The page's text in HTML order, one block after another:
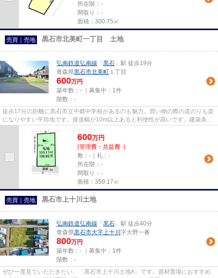
所在階：-
間取り：-
面積：300.75㎡
売買｜売地 黒石市北美町一丁目 土地
弘南鉄道弘南線 「 黒石 」駅 徒歩19分
青森県黒石市北美町 １丁目
600万円
築年数：- ｜募集中： 1件
階数：-
徒歩17分の距離に黒石市立中郷中学校があるのも魅力。買い物の際の道のりも楽
になりやすい平坦地です。接道幅が10m以上あると利便性が高いです。建築条件
無しの土地ですので、自由度が...
600万円
(管理費・共益費 -)
敷：-｜礼：-
所在階：-
間取り：-
面積：359.17㎡
売買｜売地 黒石市上十川土地
弘南鉄道弘南線 「 黒石 」駅 徒歩40分
青森県黒石市大字上十川 字大野一番
800万円
築年数：- ｜募集中： 1件
階数：-
ぜひ一度見ていただきたい、「黒石市上十川土地A」です。資材置場におすすめ